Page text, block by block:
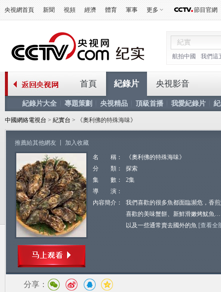
央視網首頁 新聞 視頻 經濟 體育 軍事 更多 節目官網
航拍中國 我們這
首頁 紀錄片
紀錄片大全 專題策劃 央視精品 頂級首播 我愛紀錄片
央視影音
中國網絡電視台 > 紀實台 > 《奧利佛的特殊海味》
推薦給其他網友 加入收藏
名 稱：
《奧利佛的特殊海味》
分 類：
探索
集 數：
2集
導 演：
內容簡介：
我們喜歡的很多魚都面臨瀕危，香
喜歡的美味蟹餅、新鮮滑嫩烤魷魚
以及一些通常賣去國外的魚 [查看全
分享：